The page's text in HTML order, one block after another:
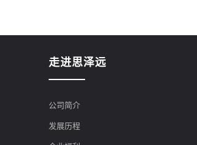
走进思泽远
公司简介
发展历程